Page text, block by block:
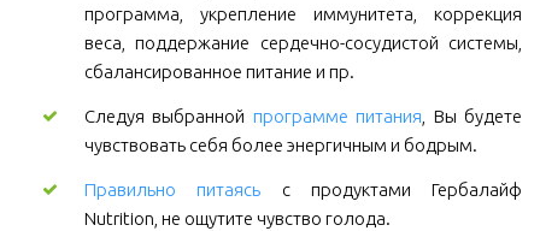
программа, укрепление иммунитета, коррекция
веса, поддержание сердечно-сосудистой системы,
сбалансированное питание и пр.
Следуя выбранной программе питания , Вы будете
чувствовать себя более энергичным и бодрым.
Правильно питаясь с продуктами Гербалайф
Nutrition, не ощутите чувство голода.